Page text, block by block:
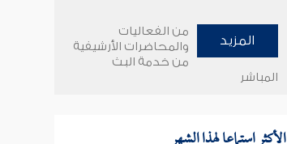
المزيد
من الفعاليات
والمحاضرات الأرشيفية
من خدمة البث
المباشر